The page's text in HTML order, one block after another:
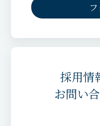
採用情
お問い